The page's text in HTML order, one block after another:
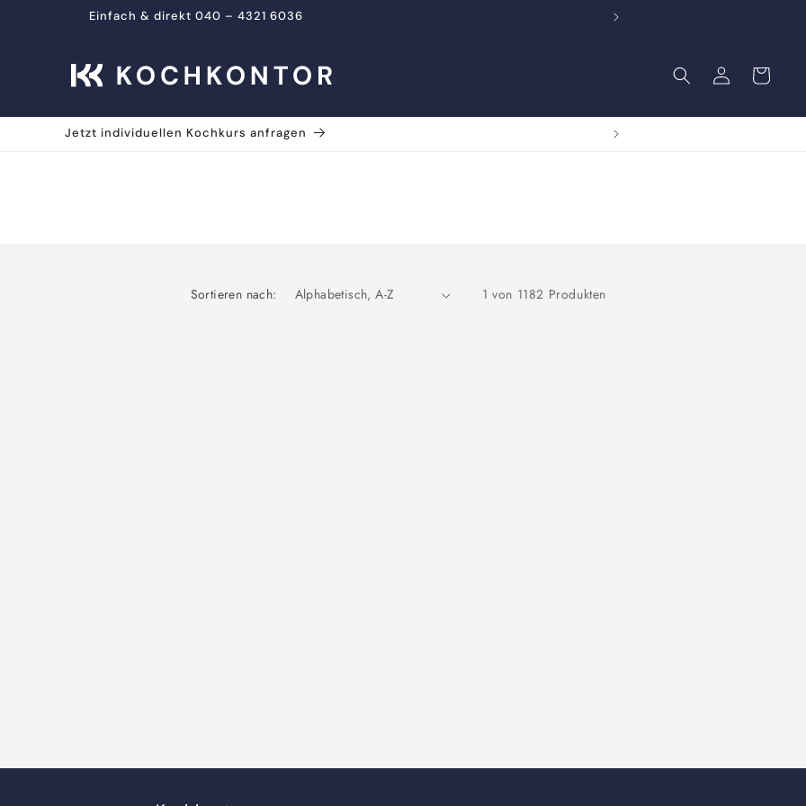
Einfach & direkt 040 – 4321 6036
EinloggenWarenkorb
Jetzt individuellen Kochkurs anfragen
Sortieren nach: 1 von 1182 Produkten